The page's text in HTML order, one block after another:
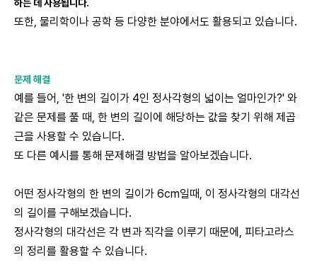
하는 데 사용됩니다.
또한, 물리학이나 공학 등 다양한 분야에서도 활용되고 있습니다.
문제 해결
예를 들어, '한 변의 길이가 4인 정사각형의 넓이는 얼마인가?' 와
같은 문제를 풀 때, 한 변의 길이에 해당하는 값을 찾기 위해 제곱
근을 사용할 수 있습니다.
또 다른 예시를 통해 문제해결 방법을 알아보겠습니다.
어떤 정사각형의 한 변의 길이가 6cm일때, 이 정사각형의 대각선
의 길이를 구해보겠습니다.
정사각형의 대각선은 각 변과 직각을 이루기 때문에, 피타고라스
의 정리를 활용할 수 있습니다.